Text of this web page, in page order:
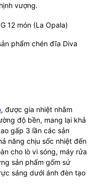
vượng.
phẩm chén đĩa Diva
, được gia nhiệt nhằm
độ bền, mang lại khả
gấp 3 lần các sản
năng chịu sốc nhiệt đến
cho lò vi sóng, máy rửa
sản phẩm gốm sứ
sáng dưới ánh đèn tạo